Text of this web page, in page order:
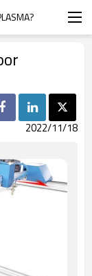
2022/11/18